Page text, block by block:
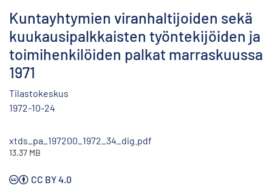
Kuntayhtymien viranhaltijoiden sekä
kuukausipalkkaisten työntekijöiden ja
toimihenkilöiden palkat marraskuussa
1971
Tilastokeskus
1972-10-24
xtds_pa_197200_1972_34_dig.pdf
13.37 MB
CC BY 4.0